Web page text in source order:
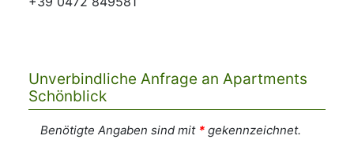
Unverbindliche Anfrage an Apartments
Schönblick
Benötigte Angaben sind mit *gekennzeichnet.